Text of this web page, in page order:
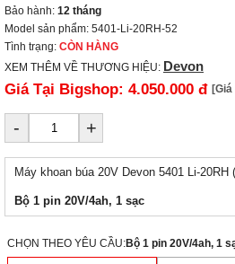
Bảo hành: 12 tháng
Model sản phẩm: 5401-Li-20RH-52
Tình trạng: CÒN HÀNG
XEM THÊM VỀ THƯƠNG HIỆU: Devon
Giá Tại Bigshop: 4.050.000 đ [Giá
- +
Máy khoan búa 20V Devon 5401 Li-
Bộ 1 pin 20V/4ah, 1 sạc
CHỌN THEO YÊU CẦU:Bộ 1 pin 20V/4ah, 1